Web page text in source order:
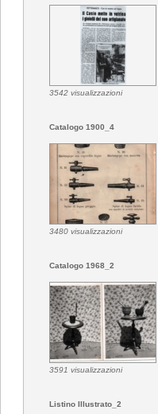
3542 visualizzazioni
Catalogo 1900_4
3480 visualizzazioni
Catalogo 1968_2
3591 visualizzazioni
Listino Illustrato_2